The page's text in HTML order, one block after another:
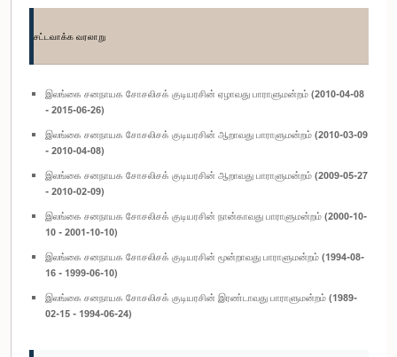
சட்டவாக்க வரலாறு
இலங்கை சனநாயக சோசலிசக் குடியரசின் ஏழாவது பாராளுமன்றம் (2010-04-08
- 2015-06-26)
இலங்கை சனநாயக சோசலிசக் குடியரசின் ஆறாவது பாராளுமன்றம் (2010-03-09
- 2010-04-08)
இலங்கை சனநாயக சோசலிசக் குடியரசின் ஆறாவது பாராளுமன்றம் (2009-05-27
- 2010-02-09)
இலங்கை சனநாயக சோசலிசக் குடியரசின் நான்காவது பாராளுமன்றம் (2000-10-
10 - 2001-10-10)
இலங்கை சனநாயக சோசலிசக் குடியரசின் மூன்றாவது பாராளுமன்றம் (1994-08-
16 - 1999-06-10)
இலங்கை சனநாயக சோசலிசக் குடியரசின் இரண்டாவது பாராளுமன்றம் (1989-
02-15 - 1994-06-24)